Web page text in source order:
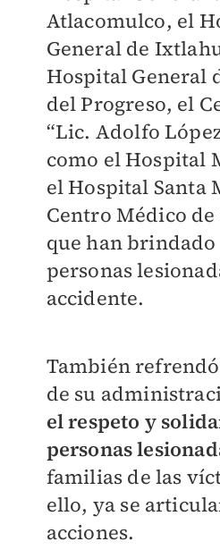
Atlacomulco, el
General de
Hospital General
del Progreso, el
“Lic. Adolfo
como el Hospital
el Hospital Santa
Centro Médico
que han
personas
accidente.
También
de su
el respeto y
personas
familias de las
ello, ya se
acciones.